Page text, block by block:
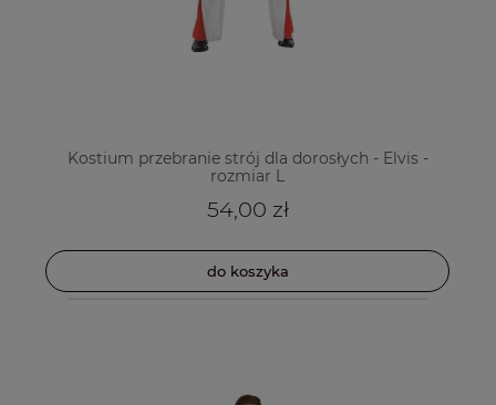
Kostium przebranie strój dla dorosłych - Elvis -
rozmiar L
54,00 zł
do koszyka